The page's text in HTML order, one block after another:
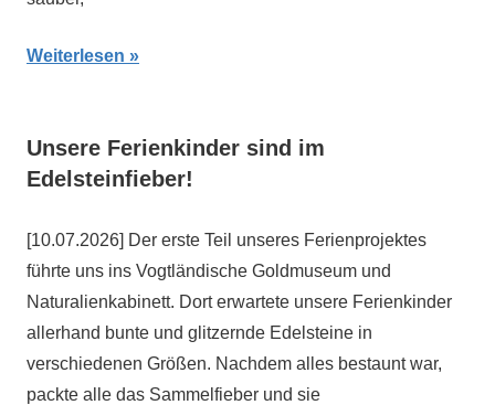
Weiterlesen
Unsere Ferienkinder sind im
Edelsteinfieber!
[10.07.2026] Der erste Teil unseres Ferienprojektes
führte uns ins Vogtländische Goldmuseum und
Naturalienkabinett. Dort erwartete unsere Ferienkinder
allerhand bunte und glitzernde Edelsteine in
verschiedenen Größen. Nachdem alles bestaunt war,
packte alle das Sammelfieber und sie